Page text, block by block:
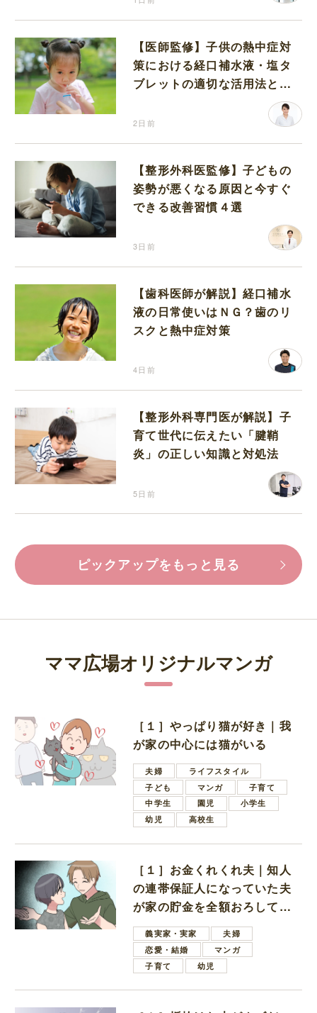
【医師監修】子供の熱中症対
策における経口補水液・塩タ
ブレットの適切な活用法と水
2日前
【整形外科医監修】子どもの
姿勢が悪くなる原因と今すぐ
できる改善習慣４選
3日前
【歯科医師が解説】経口補水
液の日常使いはＮＧ？歯のリ
スクと熱中症対策
4日前
【整形外科専門医が解説】子
育て世代に伝えたい「腱鞘
炎」の正しい知識と対処法
5日前
ピックアップをもっと見る
ママ広場オリジナルマンガ
［１］やっぱり猫が好き｜我
が家の中心には猫がいる
夫婦
ライフスタイル
子ども
マンガ
子育て
中学生
園児
小学生
幼児
高校生
［１］お金くれくれ夫｜知人
の連帯保証人になっていた夫
が家の貯金を全額おろしてほ
しいと言ってきた
義実家・実家
夫婦
恋愛・結婚
マンガ
子育て
幼児